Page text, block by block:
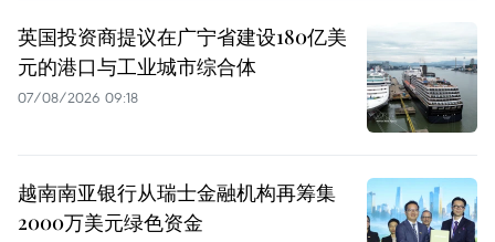
英国投资商提议在广宁省建设180亿美
元的港口与工业城市综合体
07/08/2026 09:18
越南南亚银行从瑞士金融机构再筹集
2000万美元绿色资金